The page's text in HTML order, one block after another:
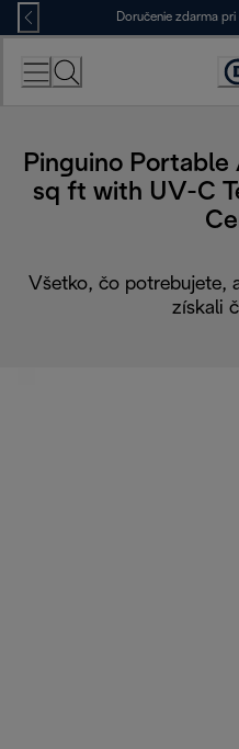
Skip
to
Content
Doručenie zdarma
Pinguino
sq ft with UV-C
Všetko, čo potrebujete,
získali